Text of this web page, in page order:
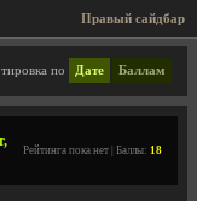
Правый сайдбар
по Дате Баллам
Рейтинга пока нет | Баллы: 18